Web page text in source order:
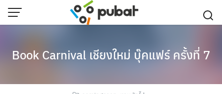
Skip
Book Carnival เชียงใหม่ บุ๊คแฟร์ ครั้งที่ 7